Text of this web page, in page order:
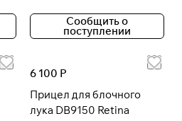
Сообщить о
поступлении
6 100 Р
Прицел для блочного
лука DB9150 Retina